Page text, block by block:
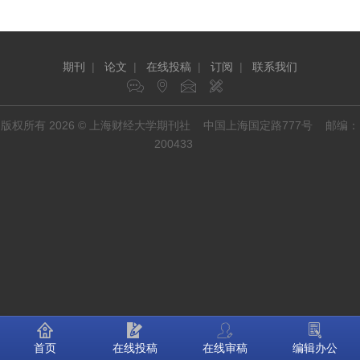
期刊 | 论文 | 在线投稿 | 订阅 | 联系我们
版权所有 2026 © 上海财经大学期刊社 中国上海国定路777号 邮编：
200433
首页 在线投稿 在线审稿 编辑办公